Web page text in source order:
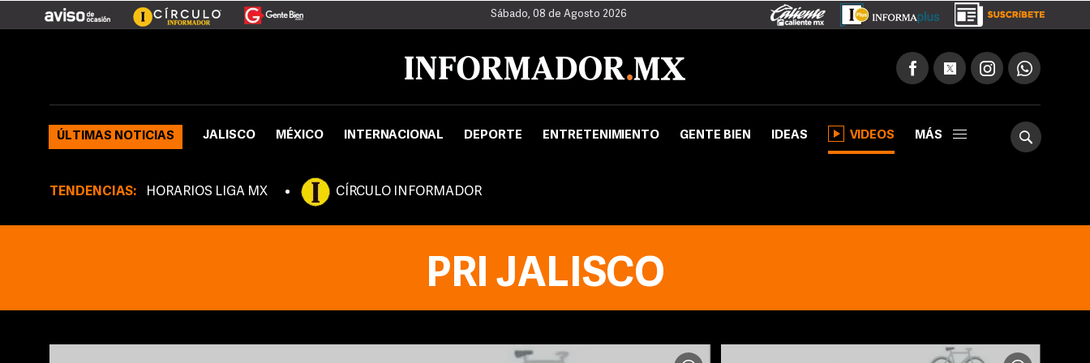
Sábado, 08 de Agosto 2026
ÚLTIMAS NOTICIAS JALISCO MÉXICO INTERNACIONAL DEPORTE ENTRETENIMIENTO GENTE BIEN IDEAS VIDEOS MÁS
TENDENCIAS: HORARIOS LIGA MX CÍRCULO INFORMADOR
PRI JALISCO